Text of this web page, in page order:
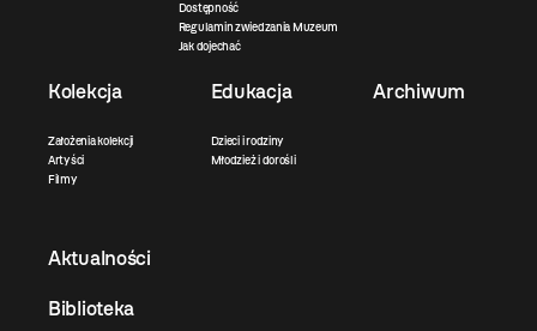
Dostępność
Regulamin zwiedzania Muzeum
Jak dojechać
Kolekcja
Założenia kolekcji
Artyści
Filmy
Edukacja
Dzieci i rodziny
Młodzież i dorośli
Archiwum
Aktualności
Biblioteka